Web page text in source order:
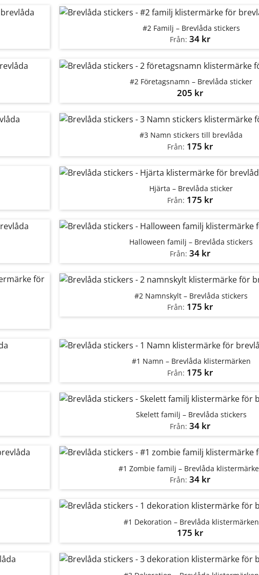
#2 Familj – Brevlåda stickers
Från:34 kr
#2 Företagsnamn – Brevlåda sticker
205 kr
#3 Namn stickers till brevlåda
Från: 175 kr
Hjärta – Brevlåda sticker
Från: 175 kr
Halloween familj – Brevlåda stickers
Från:34 kr
#2 Namnskylt – Brevlåda stickers
Från: 175 kr
#1 Namn – Brevlåda klistermärken
Från: 175 kr
Skelett familj – Brevlåda stickers
Från:34 kr
#1 Zombie familj – Brevlåda
Från:34 kr
#1 Dekoration – Brevlåda klistermärken
175 kr